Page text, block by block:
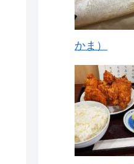
かま）